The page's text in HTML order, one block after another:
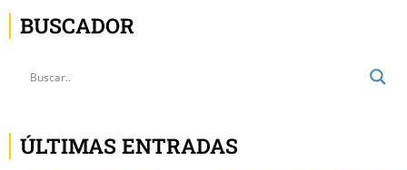
BUSCADOR
ÚLTIMAS ENTRADAS